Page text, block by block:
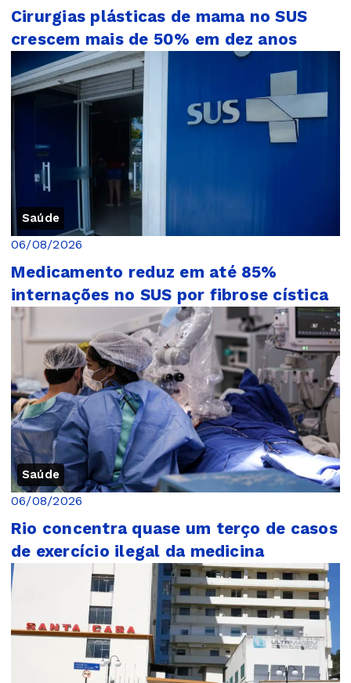
Cirurgias plásticas de mama no SUS
crescem mais de 50% em dez anos
Saúde
06/08/2026
Medicamento reduz em até 85%
internações no SUS por fibrose cística
Saúde
06/08/2026
Rio concentra quase um terço de casos
de exercício ilegal da medicina